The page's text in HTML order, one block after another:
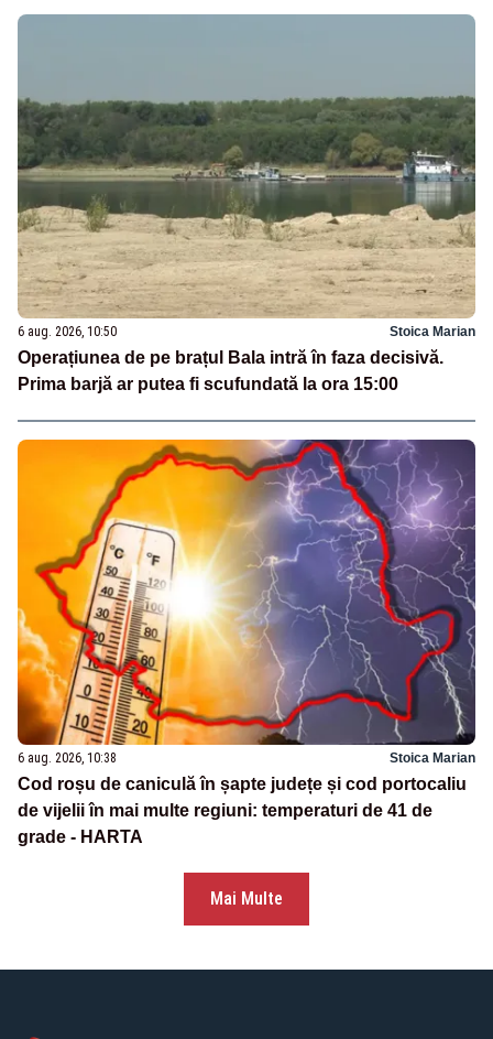
6 aug. 2026, 10:50 Stoica Marian
Operațiunea de pe brațul Bala intră în faza decisivă.
Prima barjă ar putea fi scufundată la ora 15:00
6 aug. 2026, 10:38 Stoica Marian
Cod roșu de caniculă în șapte județe și cod portocaliu
de vijelii în mai multe regiuni: temperaturi de 41 de
grade - HARTA
Mai Multe